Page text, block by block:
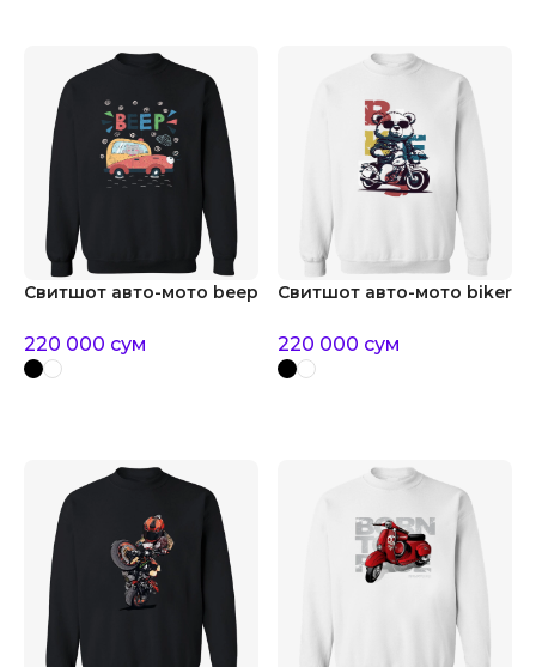
Свитшот авто-мото beep
220 000 сум
Свитшот авто-мото biker
220 000 сум